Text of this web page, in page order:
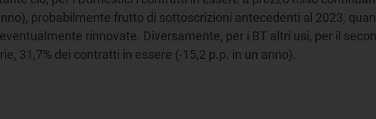
probabilmente frutto di sottoscrizioni antecedenti al 2023,
rinnovate. Diversamente, per i BT altri usi, per il
31,7% dei contratti in essere (-15,2 p.p. in un anno).